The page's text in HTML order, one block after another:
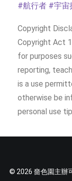
#航行者 #宇宙
Copyright
Copyright Act
for purposes
reporting,
is a use
otherwise be
personal use
© 2026 嗇色園主辦